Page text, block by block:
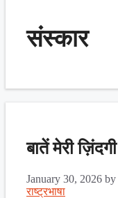
संस्कार
बातें मेरी
January 30, 2026 by
राष्ट्रभाषा